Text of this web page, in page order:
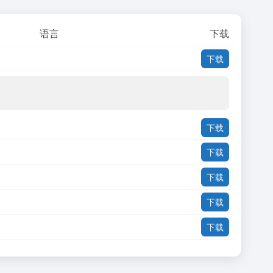
语言 下载
下载
下载
下载
下载
下载
下载